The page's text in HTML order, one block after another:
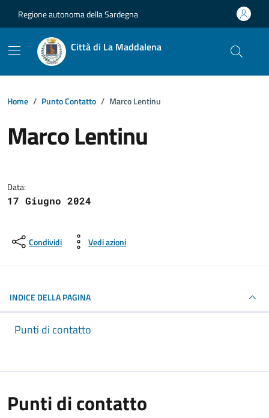
Regione autonoma della Sardegna
Città di La Maddalena
Home Punto Contatto Marco Lentinu
Marco Lentinu
Data:
17 Giugno 2024
Condividi Vedi azioni
INDICE DELLA PAGINA
Punti di contatto
Punti di contatto